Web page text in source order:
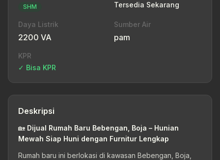
SHM
Tersedia Sekarang
Daya Listrik
2200 VA
Sumber Air
pam
KPR
✓ Bisa KPR
Deskripsi
🏡 Dijual Rumah Baru Bebengan, Boja – Hunian
Mewah Siap Huni dengan Furnitur Lengkap
Rumah baru ini berlokasi di kawasan Bebengan, Boja,